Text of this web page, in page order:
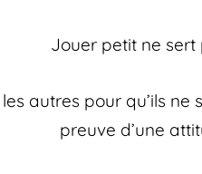
Jouer petit ne sert
autres pour qu’ils
preuve d’une